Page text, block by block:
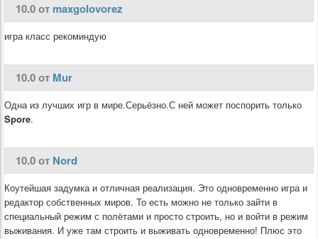
10.0 от maxgolovorez
игра класс рекоминдую
10.0 от Mur
Одна из лучших игр в мире.Серьёзно.С ней может поспорить только
Spore.
10.0 от Nord
Коутейшая задумка и отличная реализация. Это одновременно игра и
редактор собственных миров. То есть можно не только зайти в
специальный режим с полётами и просто строить, но и войти в режим
выживания. И уже там строить и выживать одновременно! Плюс это